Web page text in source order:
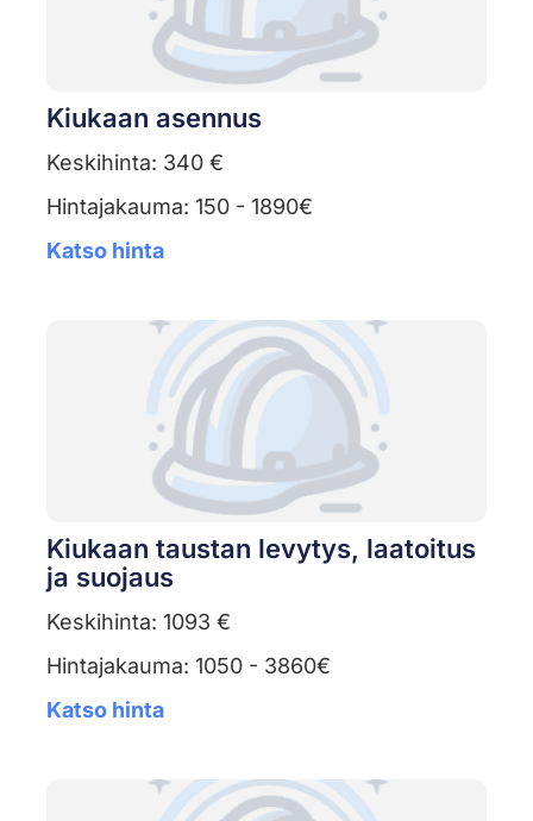
Kiukaan asennus
Keskihinta: 340 €
Hintajakauma: 150 - 1890€
Katso hinta
Kiukaan taustan levytys, laatoitus
ja suojaus
Keskihinta: 1093 €
Hintajakauma: 1050 - 3860€
Katso hinta